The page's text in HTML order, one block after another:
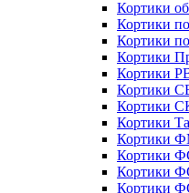
Кортики
Кортики
Кортики
Кортики
Кортики
Кортики
Кортики
Кортики
Кортики
Кортики
Кортики
Кортики